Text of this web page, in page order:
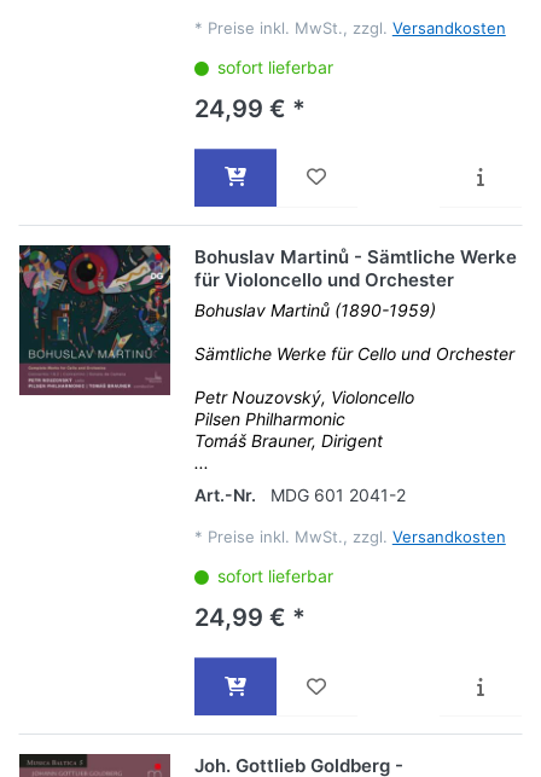
* Preise inkl. MwSt., zzgl. Versandkosten
sofort lieferbar
24,99 € *
Bohuslav Martinů - Sämtliche Werke
für Violoncello und Orchester
Bohuslav Martinů (1890-1959)
Sämtliche Werke für Cello und Orchester
Petr Nouzovský, Violoncello
Pilsen Philharmonic
Tomáš Brauner, Dirigent
...
Art.-Nr.
MDG 601 2041-2
* Preise inkl. MwSt., zzgl. Versandkosten
sofort lieferbar
24,99 € *
Joh. Gottlieb Goldberg -